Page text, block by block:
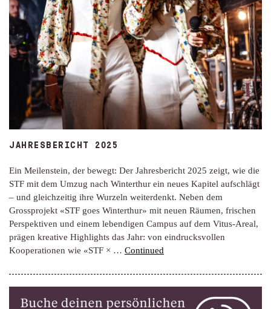
JAHRESBERICHT 2025
Ein Meilenstein, der bewegt: Der Jahresbericht 2025 zeigt, wie die
STF mit dem Umzug nach Winterthur ein neues Kapitel aufschlägt
– und gleichzeitig ihre Wurzeln weiterdenkt. Neben dem
Grossprojekt «STF goes Winterthur» mit neuen Räumen, frischen
Perspektiven und einem lebendigen Campus auf dem Vitus-Areal,
prägen kreative Highlights das Jahr: von eindrucksvollen
Kooperationen wie «STF × … Continued